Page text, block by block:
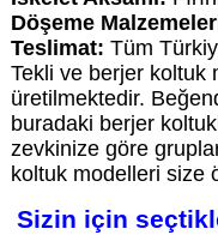
Döşeme
Teslimat: Tüm
Tekli ve berjer koltuk
üretilmektedir.
buradaki berjer
zevkinize göre
koltuk modelleri size
Sizin için